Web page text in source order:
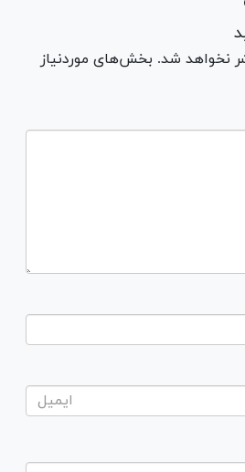
نخواهد شد. بخش‌های موردنیاز